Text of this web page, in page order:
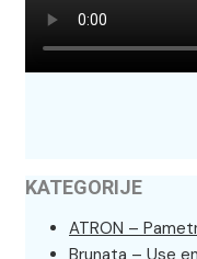
KATEGORIJE
ATRON –
Brunata – Use